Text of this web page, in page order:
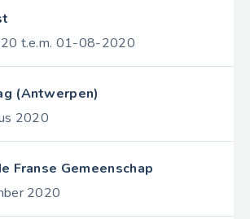
t.e.m. 01-08-2020
(Antwerpen)
2020
Franse Gemeenschap
2020